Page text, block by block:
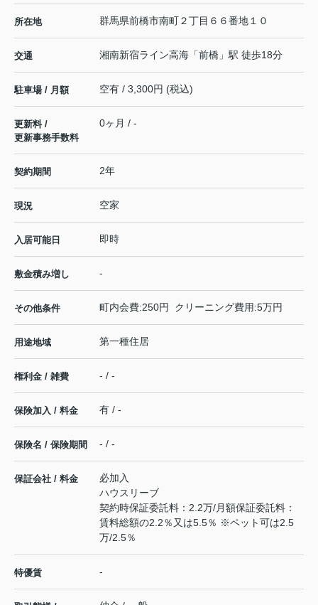
所在地 群馬県前橋市南町２丁目６６番地１０
交通 湘南新宿ライン高海 「前橋 」駅 徒歩18分
駐車場 / 月額 空有 / 3,300円 (税込)
更新料 /
更新事務手数料
0ヶ月 / -
契約期間 2年
現況 空家
入居可能日 即時
敷金積み増し -
その他条件 町内会費:250円 クリーニング費用:5万円
用途地域 第一種住居
権利金 / 雑費 - / -
保険加入 / 料金 有 / -
保険名 / 保険期間 - / -
保証会社 / 料金
必加入
ハウスリーブ
契約時保証委託料：2.2万/月額保証委託料：
賃料総額の2.2％又は5.5％ ※ペット可は2.5
万/2.5％
特優賃 -